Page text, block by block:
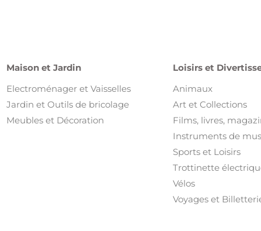
Maison et Jardin
Electroménager et Vaisselles
Jardin et Outils de bricolage
Meubles et Décoration
Loisirs et
Animaux
Art et Collections
Films, livres,
Instruments de
Sports et Loisirs
Trottinette
Vélos
Voyages et